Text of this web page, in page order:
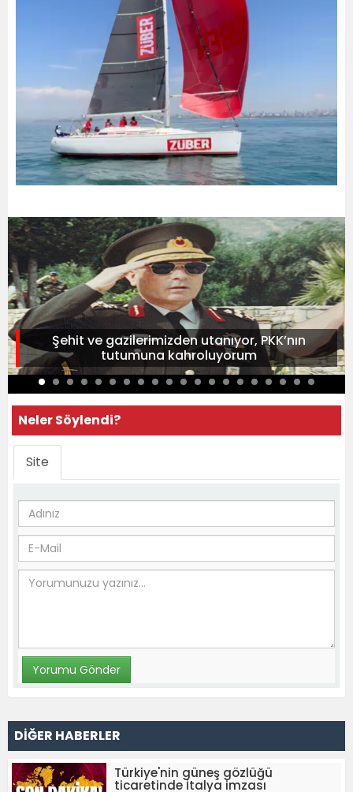
Şehit ve gazilerimizden utanıyor, PKK’nın
tutumuna kahroluyorum
Neler Söylendi?
Site
DİĞER HABERLER
Türkiye'nin güneş gözlüğü
ticaretinde İtalya imzası